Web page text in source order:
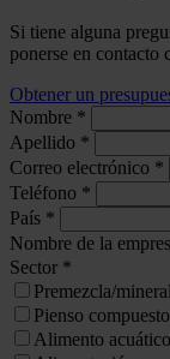
Si tiene alguna
ponerse en contacto
Obtener un
Nombre *
Apellido *
Correo electrónico *
Teléfono *
País *
Nombre de la
Sector *
Premezcla/
Pienso compuesto
Alimento acuático